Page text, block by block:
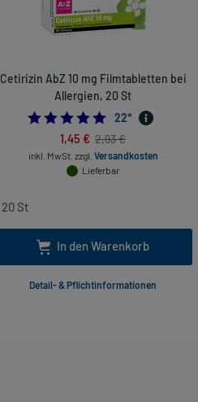
Cetirizin AbZ 10 mg Filmtabletten bei
Allergien, 20 St
22*
1,45 € 2,93 €
inkl. MwSt. zzgl. Versandkosten
Lieferbar
In den Warenkorb
Detail- & Pflichtinformationen